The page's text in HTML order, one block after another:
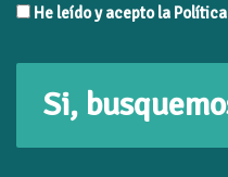
He leído y acepto la
Si,